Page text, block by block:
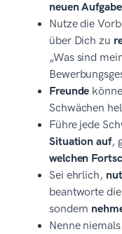
neuen
Nutze die
über Dich zu
„Was sind
Freunde
Schwächen
Führe jede
Situation auf,
welchen
Sei ehrlich,
beantworte
sondern
Nenne